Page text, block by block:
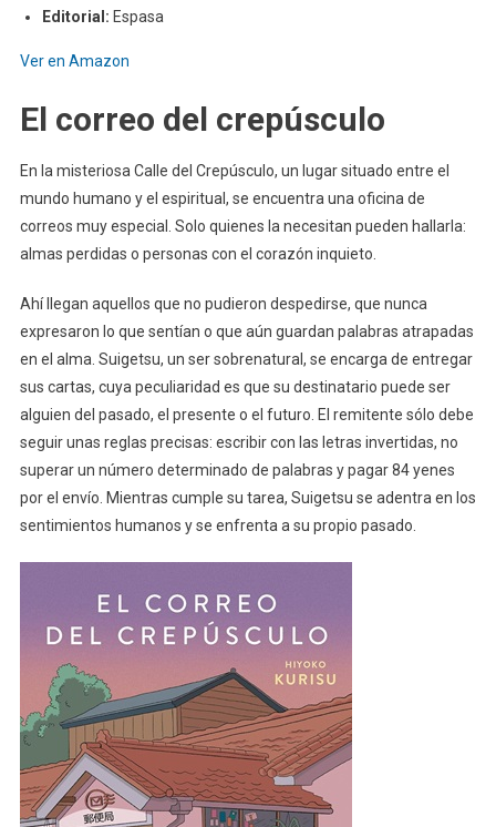
Editorial: Espasa
Ver en Amazon
El correo del crepúsculo
En la misteriosa Calle del Crepúsculo, un lugar situado entre el
mundo humano y el espiritual, se encuentra una oficina de
correos muy especial. Solo quienes la necesitan pueden hallarla:
almas perdidas o personas con el corazón inquieto.
Ahí llegan aquellos que no pudieron despedirse, que nunca
expresaron lo que sentían o que aún guardan palabras atrapadas
en el alma. Suigetsu, un ser sobrenatural, se encarga de entregar
sus cartas, cuya peculiaridad es que su destinatario puede ser
alguien del pasado, el presente o el futuro. El remitente sólo debe
seguir unas reglas precisas: escribir con las letras invertidas, no
superar un número determinado de palabras y pagar 84 yenes
por el envío. Mientras cumple su tarea, Suigetsu se adentra en los
sentimientos humanos y se enfrenta a su propio pasado.